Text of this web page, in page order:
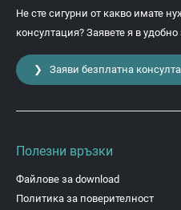
Не сте сигурни от какво имате
консултация? Заявете я в
❯ Заяви безплатна
Полезни връзки
Файлове за download
Политика за поверителност